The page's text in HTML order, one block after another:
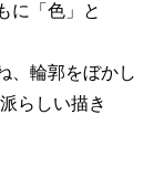
に「色」と
、輪郭をぼかし
らしい描き